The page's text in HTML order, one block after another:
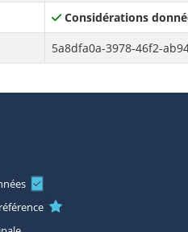
Considérations
5a8dfa0a-3978-46f2-